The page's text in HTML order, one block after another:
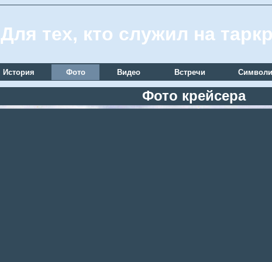
Для тех, кто служил на
История Фото Видео Встречи
Фото крейсера